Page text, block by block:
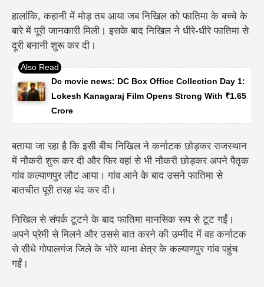
हालांकि, कहानी में मोड़ तब आया जब निखिल को फातिमा के बच्चे के
बारे में पूरी जानकारी मिली। इसके बाद निखिल ने धीरे-धीरे फातिमा से
दूरी बनानी शुरू कर दी।
Dc movie news: DC Box Office Collection Day 1:
Lokesh Kanagaraj Film Opens Strong With ₹1.65
Crore
बताया जा रहा है कि इसी बीच निखिल ने कर्नाटक छोड़कर राजस्थान
में नौकरी शुरू कर दी और फिर वहां से भी नौकरी छोड़कर अपने पैतृक
गांव कल्याणपुर लौट आया। गांव आने के बाद उसने फातिमा से
बातचीत पूरी तरह बंद कर दी।
निखिल से संपर्क टूटने के बाद फातिमा मानसिक रूप से टूट गईं।
अपने प्रेमी से मिलने और उससे बात करने की उम्मीद में वह कर्नाटक
से सीधे गोपालगंज जिले के भोरे थाना क्षेत्र के कल्याणपुर गांव पहुंच
गईं।